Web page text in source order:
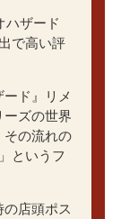
ハザード
で高い評
ド』リメ
ーズの世界
その流れの
というフ
店頭ポス